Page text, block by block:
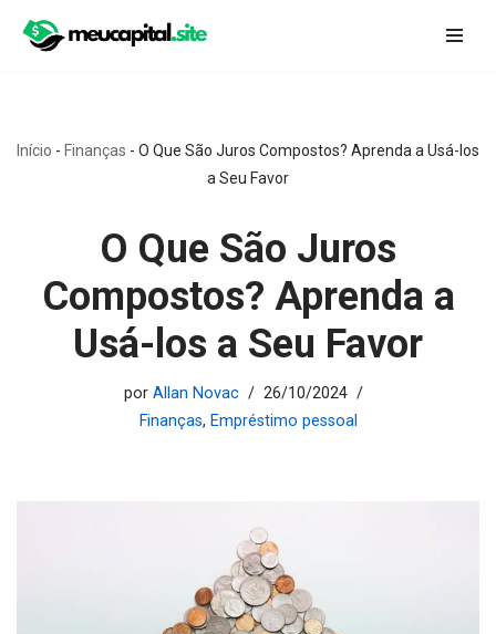
conteúdo
Início - Finanças - O Que São Juros Compostos? Aprenda a Usá-los
a Seu Favor
O Que São Juros
Compostos? Aprenda a
Usá-los a Seu Favor
por Allan Novac
26/10/2024
Finanças, Empréstimo pessoal